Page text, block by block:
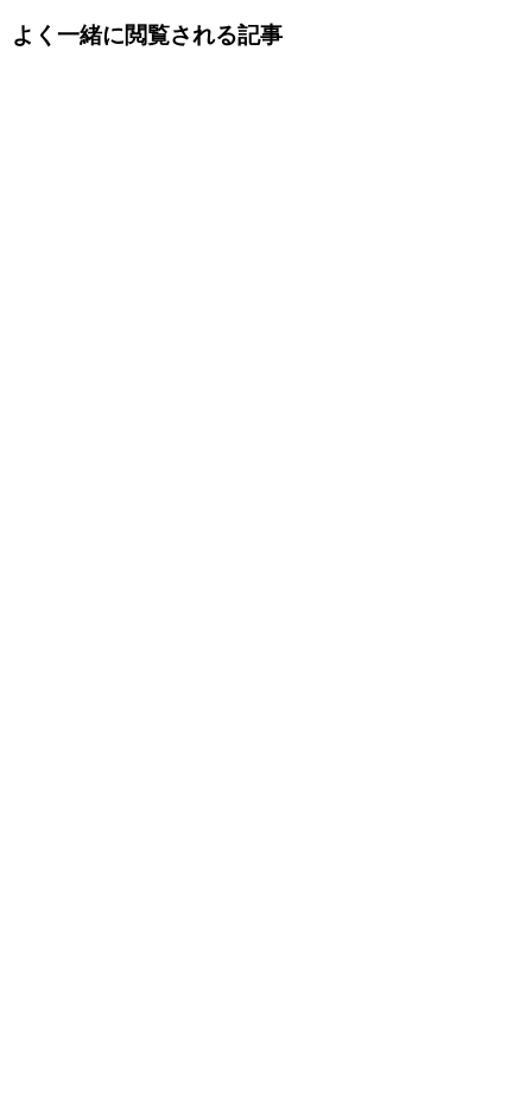
よく一緒に閲覧される記事